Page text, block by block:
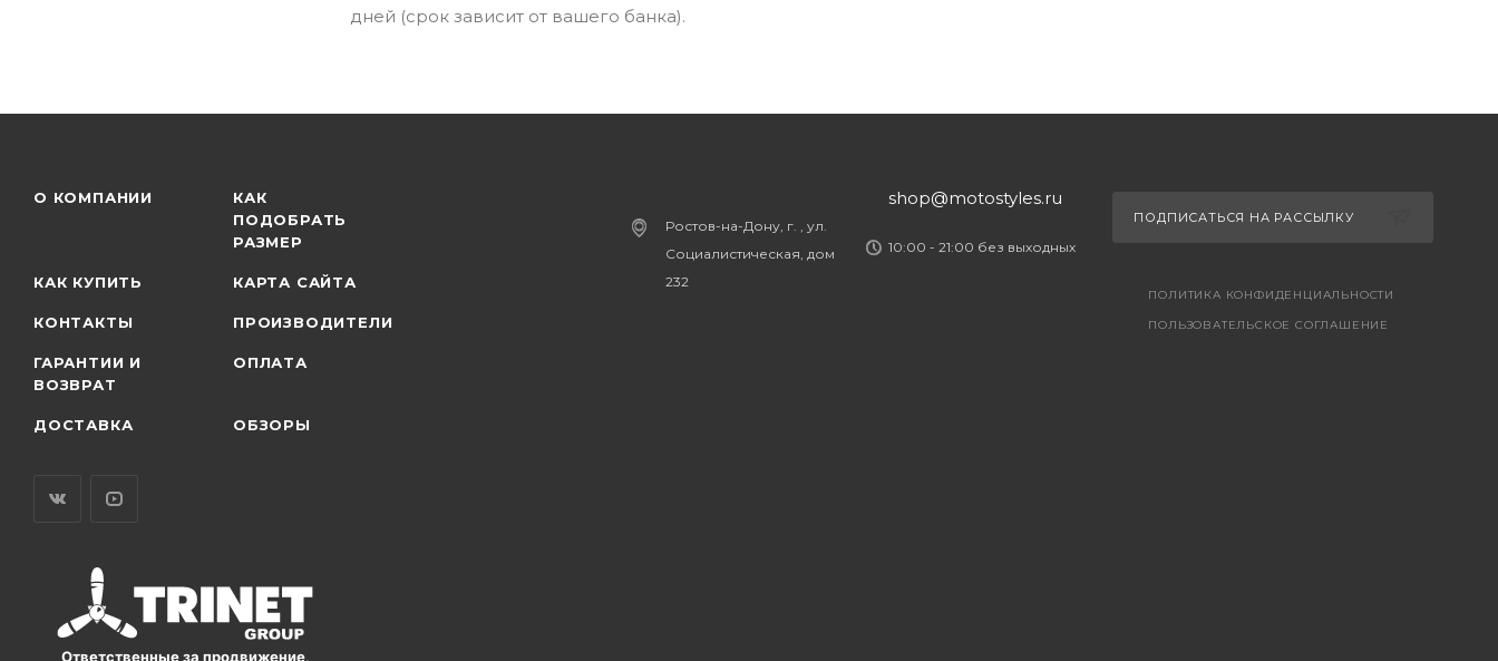
дней (срок зависит от вашего банка).
О КОМПАНИИ
КАК
ПОДОБРАТЬ
РАЗМЕР
КАК КУПИТЬ КАРТА САЙТА
КОНТАКТЫ ПРОИЗВОДИТЕЛИ
ГАРАНТИИ И
ВОЗВРАТ
ОПЛАТА
ДОСТАВКА ОБЗОРЫ
Ответственные за продвижение,
Ростов-на-Дону, г. , ул.
Социалистическая, дом
232
shop@motostyles.ru
10:00 - 21:00 без выходных
ПОДПИСАТЬСЯ НА РАССЫЛКУ
ПОЛИТИКА КОНФИДЕНЦИАЛЬНОСТИ
ПОЛЬЗОВАТЕЛЬСКОЕ СОГЛАШЕНИЕ